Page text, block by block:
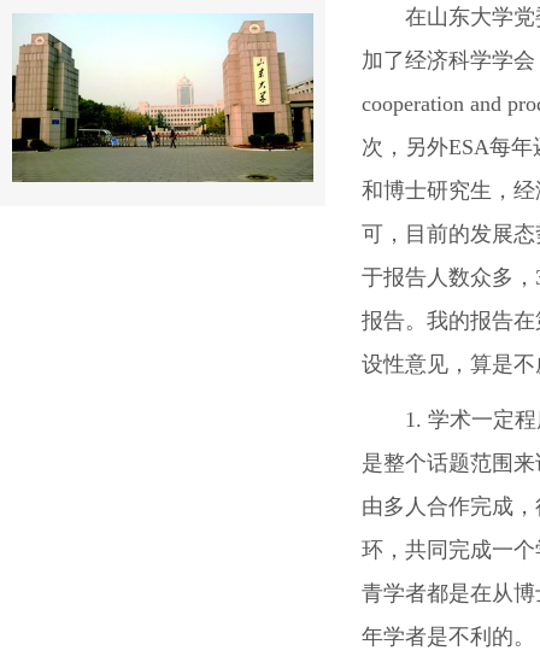
在山东大学
加了经济科学学会
cooperation and
次，另外ESA每
和博士研究生，
可，目前的发展
于报告人数众多
报告。我的报告
设性意见，算是
1. 学术一定
是整个话题范围
由多人合作完成
环，共同完成一
青学者都是在从
年学者是不利的。